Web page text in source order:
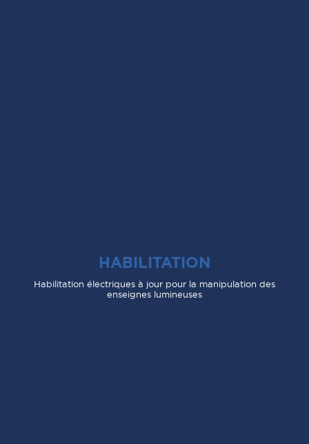
HABILITATION
Habilitation électriques à jour pour la manipulation des
enseignes lumineuses